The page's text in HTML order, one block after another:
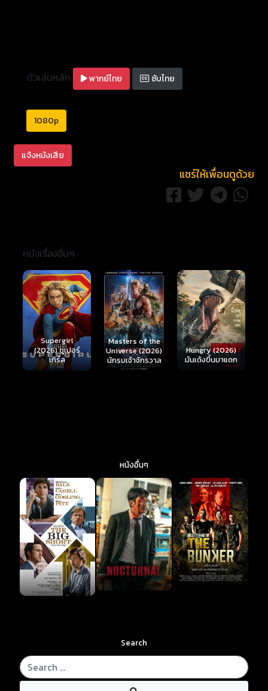
ตัวเล่นหลัก พากย์ไทย ซับไทย
1080p
แจ้งหนังเสีย
แชร์ให้เพื่อนดูด้วย
หนังเรื่องอื่นๆ
Masters of the
Universe (2026)
นักรบเจ้าจักรวาล
Hungry (2026)
มันเด้งขึ้นมาแดก
Ready or Not 2:
Here I Come
(2026) เกมพร้อม
ตาย 2
หนังอื่นๆ
Search